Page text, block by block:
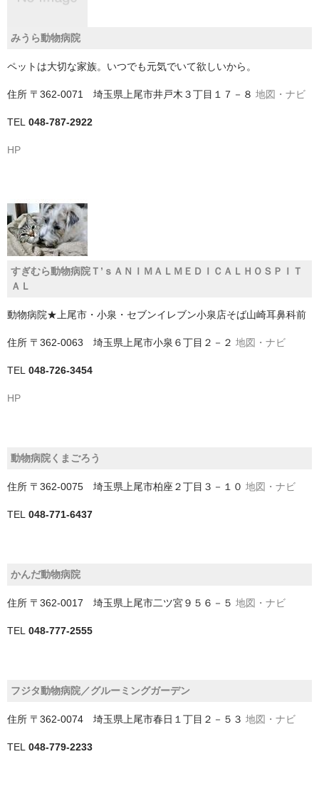
中央区
稲毛区
緑区
南房総市
印旛郡栄町
印旛郡酒々井町
印西市
君津市
四街道市
富里市
山武市
山武郡九十九里町
山武郡芝山町
市原市
我孫子市
みうら動物病院
ペットは大切な家族。いつでも元気でいて欲しいから。
住所 〒362-0071 埼玉県上尾市井戸木３丁目１７－８ 地図・ナビ
TEL 048-787-2922
HP
すぎむら動物病院Ｔ’ｓＡＮＩＭＡＬＭＥＤＩＣＡＬＨＯＳＰＩＴ
ＡＬ
動物病院★上尾市・小泉・セブンイレブン小泉店そば山崎耳鼻科前
住所 〒362-0063 埼玉県上尾市小泉６丁目２－２ 地図・ナビ
TEL 048-726-3454
HP
動物病院くまごろう
住所 〒362-0075 埼玉県上尾市柏座２丁目３－１０ 地図・ナビ
TEL 048-771-6437
かんだ動物病院
住所 〒362-0017 埼玉県上尾市二ツ宮９５６－５ 地図・ナビ
TEL 048-777-2555
フジタ動物病院／グルーミングガーデン
住所 〒362-0074 埼玉県上尾市春日１丁目２－５３ 地図・ナビ
TEL 048-779-2233